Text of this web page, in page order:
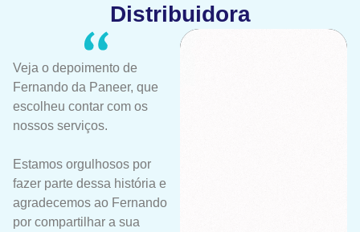
Distribuidora
Veja o depoimento de
Fernando da Paneer, que
escolheu contar com os
nossos serviços.
Estamos orgulhosos por
fazer parte dessa história e
agradecemos ao Fernando
por compartilhar a sua